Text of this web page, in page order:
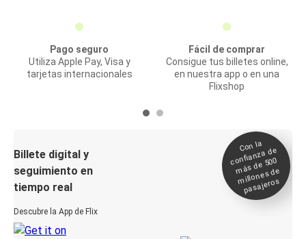
Pago seguro
Utiliza Apple Pay, Visa y
tarjetas internacionales
Fácil de comprar
Consigue tus billetes online,
en nuestra app o en una
Flixshop
Billete digital y
seguimiento en
tiempo real
Descubre la App de Flix
Con la
confianza de
más de 500
millones de
pasajeros